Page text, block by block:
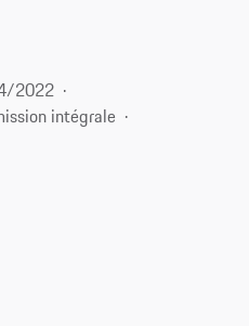
2022
intégrale